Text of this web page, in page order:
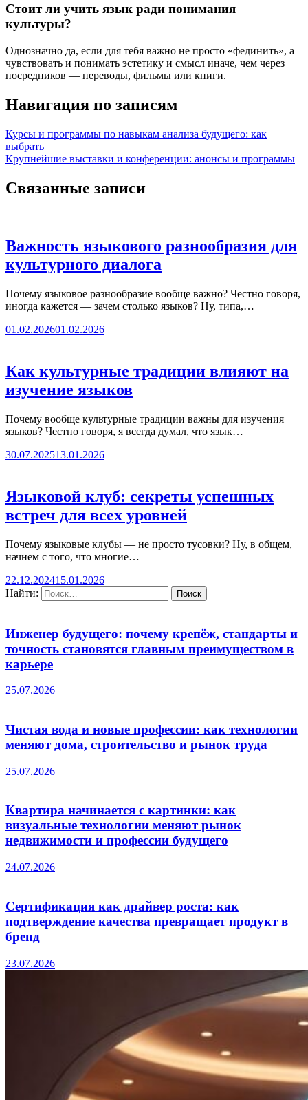
Стоит ли учить язык ради понимания
культуры?
Однозначно да, если для тебя важно не просто «фединить», а
чувствовать и понимать эстетику и смысл иначе, чем через
посредников — переводы, фильмы или книги.
Навигация по записям
Курсы и программы по навыкам анализа будущего: как
выбрать
Крупнейшие выставки и конференции: анонсы и программы
Связанные записи
Важность языкового разнообразия для
культурного диалога
Почему языковое разнообразие вообще важно? Честно говоря,
иногда кажется — зачем столько языков? Ну, типа,…
01.02.202601.02.2026
Как культурные традиции влияют на
изучение языков
Почему вообще культурные традиции важны для изучения
языков? Честно говоря, я всегда думал, что язык…
30.07.202513.01.2026
Языковой клуб: секреты успешных
встреч для всех уровней
Почему языковые клубы — не просто тусовки? Ну, в общем,
начнем с того, что многие…
22.12.202415.01.2026
Найти:
Инженер будущего: почему крепёж, стандарты и
точность становятся главным преимуществом в
карьере
25.07.2026
Чистая вода и новые профессии: как технологии
меняют дома, строительство и рынок труда
25.07.2026
Квартира начинается с картинки: как
визуальные технологии меняют рынок
недвижимости и профессии будущего
24.07.2026
Сертификация как драйвер роста: как
подтверждение качества превращает продукт в
бренд
23.07.2026